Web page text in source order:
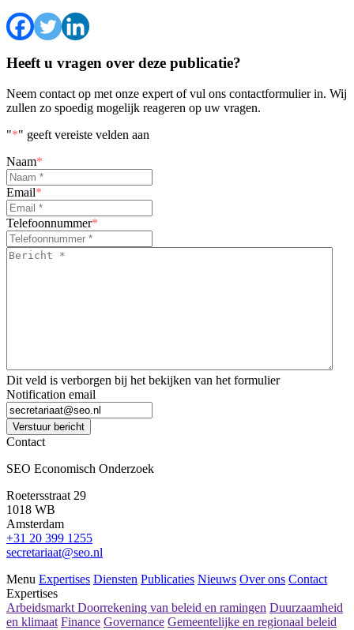
Heeft u vragen over deze publicatie?
Neem contact op met onze expert of vul ons contactformulier in. Wij
zullen zo spoedig mogelijk reageren op uw vragen.
"*" geeft vereiste velden aan
Naam*
Email*
Telefoonnummer*
Bericht
Dit veld is verborgen bij het bekijken van het formulier
Notification email
Verstuur bericht
Contact
SEO Economisch Onderzoek
Roetersstraat 29
1018 WB
Amsterdam
+31 20 399 1255
secretariaat@seo.nl
Menu Expertises Diensten Publicaties Nieuws Over ons Contact
Expertises
Arbeidsmarkt Doorrekening van beleid en ramingen Duurzaamheid
en klimaat Finance Governance Gemeentelijke en regionaal beleid